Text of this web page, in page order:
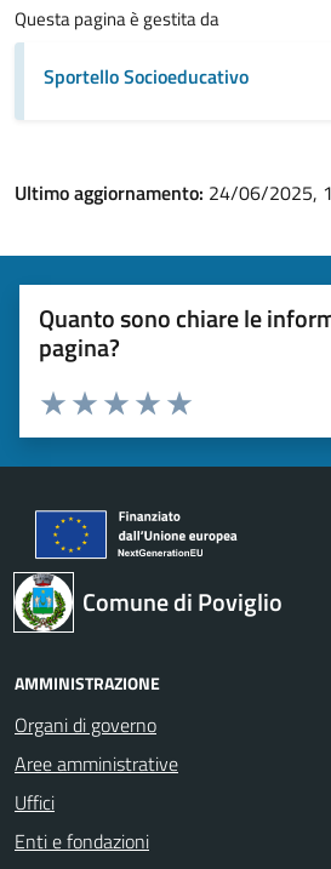
Questa pagina è gestita da
Sportello Socioeducativo
Ultimo aggiornamento: 24/06/2025,
Quanto sono chiare le
pagina?
Valuta 5 stelle su 5
Valuta 4 stelle su 5
Valuta 3 stelle su 5
Valuta 2 stelle su 5
Valuta 1 stelle su 5
Comune di Poviglio
AMMINISTRAZIONE
Organi di governo
Aree amministrative
Uffici
Enti e fondazioni